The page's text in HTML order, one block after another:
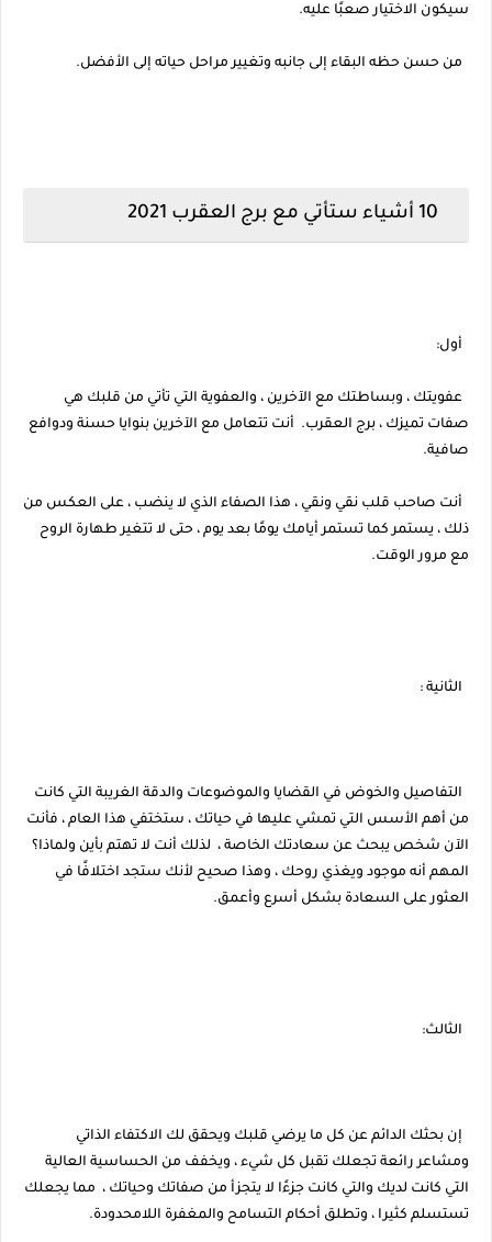
سيكون الاختيار صعبًا عليه.
من حسن حظه البقاء إلى جانبه وتغيير مراحل حياته إلى الأفضل.
أول:
عفويتك ، وبساطتك مع الآخرين ، والعفوية التي تأتي من قلبك هي
صفات تميزك ، برج العقرب. أنت تتعامل مع الآخرين بنوايا حسنة ودوافع
صافية.
أنت صاحب قلب نقي ونقي ، هذا الصفاء الذي لا ينضب ، على العكس من
ذلك ، يستمر كما تستمر أيامك يومًا بعد يوم ، حتى لا تتغير طهارة الروح
مع مرور الوقت.
الثانية :
التفاصيل والخوض في القضايا والموضوعات والدقة الغريبة التي كانت
من أهم الأسس التي تمشي عليها في حياتك ، ستختفي هذا العام ، فأنت
الآن شخص يبحث عن سعادتك الخاصة ، لذلك أنت لا تهتم بأين ولماذا؟
المهم أنه موجود ويغذي روحك ، وهذا صحيح لأنك ستجد اختلافًا في
العثور على السعادة بشكل أسرع وأعمق.
الثالث:
إن بحثك الدائم عن كل ما يرضي قلبك ويحقق لك الاكتفاء الذاتي
ومشاعر رائعة تجعلك تقبل كل شيء ، ويخفف من الحساسية العالية
التي كانت لديك والتي كانت جزءًا لا يتجزأ من صفاتك وحياتك ، مما يجعلك
تستسلم كثيرا ، وتطلق أحكام التسامح والمغفرة اللامحدودة.